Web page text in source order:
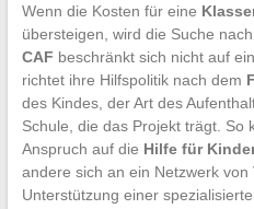
Wenn die Kosten für eine
übersteigen, wird die Suche
CAF beschränkt sich nicht auf
richtet ihre Hilfspolitik nach dem
des Kindes, der Art des
Schule, die das Projekt trägt. So
Anspruch auf die Hilfe für
andere sich an ein Netzwerk von
Unterstützung einer